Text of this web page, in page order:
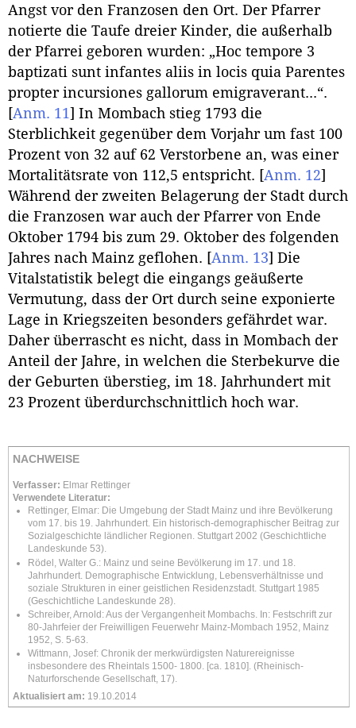
Angst vor den Franzosen den Ort. Der Pfarrer
notierte die Taufe dreier Kinder, die außerhalb
der Pfarrei geboren wurden: „Hoc tempore 3
baptizati sunt infantes aliis in locis quia Parentes
propter incursiones gallorum emigraverant...“.
[Anm. 11] In Mombach stieg 1793 die
Sterblichkeit gegenüber dem Vorjahr um fast 100
Prozent von 32 auf 62 Verstorbene an, was einer
Mortalitätsrate von 112,5 entspricht. [Anm. 12]
Während der zweiten Belagerung der Stadt durch
die Franzosen war auch der Pfarrer von Ende
Oktober 1794 bis zum 29. Oktober des folgenden
Jahres nach Mainz geflohen. [Anm. 13] Die
Vitalstatistik belegt die eingangs geäußerte
Vermutung, dass der Ort durch seine exponierte
Lage in Kriegszeiten besonders gefährdet war.
Daher überrascht es nicht, dass in Mombach der
Anteil der Jahre, in welchen die Sterbekurve die
der Geburten überstieg, im 18. Jahrhundert mit
23 Prozent überdurchschnittlich hoch war.
NACHWEISE
Verfasser: Elmar Rettinger
Verwendete Literatur:
Rettinger, Elmar: Die Umgebung der Stadt Mainz und ihre Bevölkerung
vom 17. bis 19. Jahrhundert. Ein historisch-demographischer Beitrag zur
Sozialgeschichte ländlicher Regionen. Stuttgart 2002 (Geschichtliche
Landeskunde 53).
Rödel, Walter G.: Mainz und seine Bevölkerung im 17. und 18.
Jahrhundert. Demographische Entwicklung, Lebensverhältnisse und
soziale Strukturen in einer geistlichen Residenzstadt. Stuttgart 1985
(Geschichtliche Landeskunde 28).
Schreiber, Arnold: Aus der Vergangenheit Mombachs. In: Festschrift zur
80-Jahrfeier der Freiwilligen Feuerwehr Mainz-Mombach 1952, Mainz
1952, S. 5-63.
Wittmann, Josef: Chronik der merkwürdigsten Naturereignisse
insbesondere des Rheintals 1500- 1800. [ca. 1810]. (Rheinisch-
Naturforschende Gesellschaft, 17).
Aktualisiert am: 19.10.2014